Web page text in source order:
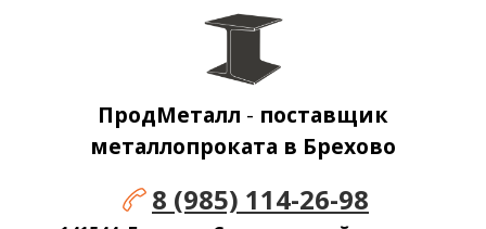
ПродМеталл - поставщик
металлопроката в Брехово
8 (985) 114-26-98